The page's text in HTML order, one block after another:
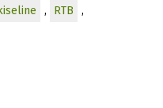
, RTB
,